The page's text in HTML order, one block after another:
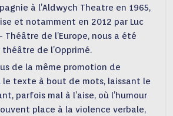
à l’Aldwych Theatre en 1965,
et notamment en 2012 par Luc
Théâtre de l’Europe, nous a été
de l’Opprimé.
de la même promotion de
le texte à bout de mots, laissant le
parfois mal à l’aise, où l’humour
place à la violence verbale,